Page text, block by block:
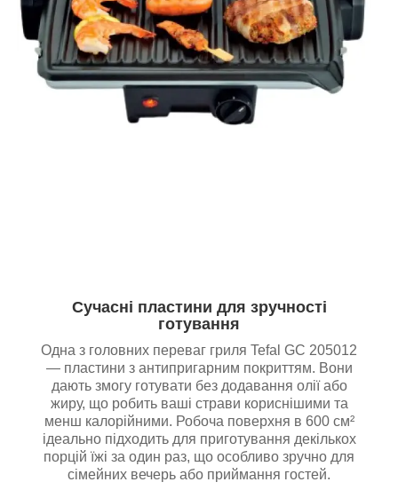
Сучасні пластини для зручності
готування
Одна з головних переваг гриля Tefal GC 205012
— пластини з антипригарним покриттям. Вони
дають змогу готувати без додавання олії або
жиру, що робить ваші страви кориснішими та
менш калорійними. Робоча поверхня в 600 см²
ідеально підходить для приготування декількох
порцій їжі за один раз, що особливо зручно для
сімейних вечерь або приймання гостей.